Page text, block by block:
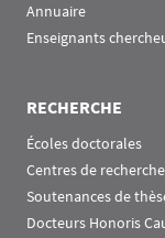
Annuaire
Enseignants
RECHERCHE
Écoles doctorales
Centres de recherche
Soutenances de
Docteurs Honoris